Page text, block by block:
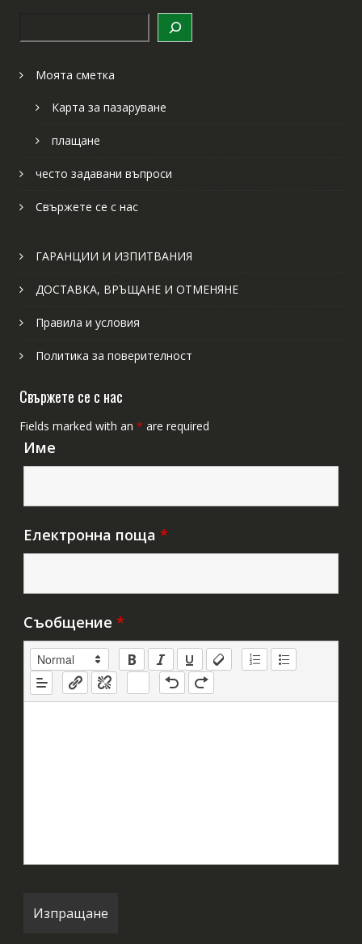
Моята сметка
Карта за пазаруване
плащане
често задавани въпроси
Свържете се с нас
ГАРАНЦИИ И ИЗПИТВАНИЯ
ДОСТАВКА, ВРЪЩАНЕ И ОТМЕНЯНЕ
Правила и условия
Политика за поверителност
Свържете се с нас
Fields marked with an * are required
Име
Електронна поща *
Съобщение *